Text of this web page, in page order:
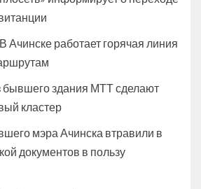
В Ачинске работает горячая линия
бывшего здания МТТ сделают
кластер
мэра Ачинска втравили в
документов в пользу